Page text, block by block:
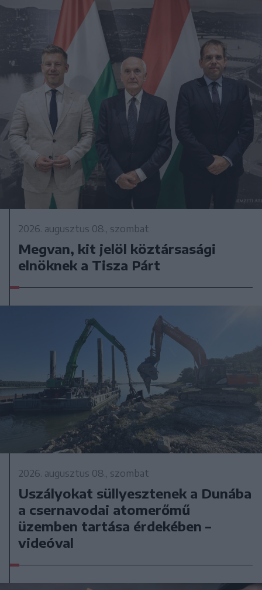
2026. augusztus 08., szombat
Megvan, kit jelöl köztársasági
elnöknek a Tisza Párt
2026. augusztus 08., szombat
Uszályokat süllyesztenek a Dunába
a csernavodai atomerőmű
üzemben tartása érdekében –
videóval